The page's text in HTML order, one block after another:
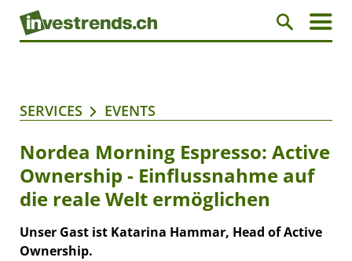
SERVICES EVENTS
Nordea Morning Espresso: Active
Ownership - Einflussnahme auf
die reale Welt ermöglichen
Unser Gast ist Katarina Hammar, Head of Active
Ownership.